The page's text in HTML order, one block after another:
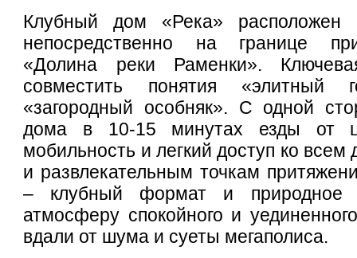
Клубный дом «Река» расположен
непосредственно на границе
«Долина реки Раменки».
совместить понятия «элитный
«загородный особняк». С одной
дома в 10-15 минутах езды от
мобильность и легкий доступ ко
и развлекательным точкам
– клубный формат и природное
атмосферу спокойного и
вдали от шума и суеты мегаполиса.